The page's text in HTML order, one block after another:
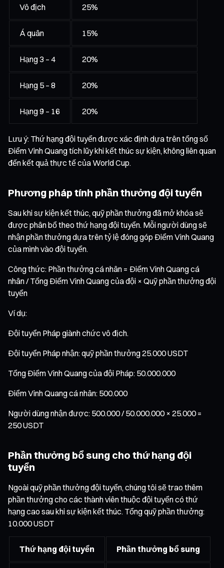
Vô địch 25%
Á quân 15%
Hạng 3 – 4 20%
Hạng 5 – 8 20%
Hạng 9 – 16 20%
Lưu ý: Thứ hạng đội tuyển được xác định dựa trên tổng số
Điểm Vinh Quang tích lũy khi kết thúc sự kiện, không liên quan
đến kết quả thực tế của World Cup.
Phương pháp tính phần thưởng đội tuyển
Sau khi sự kiện kết thúc, quỹ phần thưởng đã mở khóa sẽ
được phân bổ theo thứ hạng đội tuyển. Mỗi người dùng sẽ
nhận phần thưởng dựa trên tỷ lệ đóng góp Điểm Vinh Quang
của mình vào đội tuyển.
Công thức: Phần thưởng cá nhân = Điểm Vinh Quang cá
nhân / Tổng Điểm Vinh Quang của đội × Quỹ phần thưởng đội
tuyển
Ví dụ:
Đội tuyển Pháp giành chức vô địch.
Đội tuyển Pháp nhận: quỹ phần thưởng 25.000 USDT
Tổng Điểm Vinh Quang của đội Pháp: 50.000.000
Điểm Vinh Quang cá nhân: 500.000
Người dùng nhận được: 500.000 / 50.000.000 × 25.000 =
250 USDT
Phần thưởng bổ sung cho thứ hạng đội
tuyển
Ngoài quỹ phần thưởng đội tuyển, chúng tôi sẽ trao thêm
phần thưởng cho các thành viên thuộc đội tuyển có thứ
hạng cao sau khi sự kiện kết thúc. Tổng quỹ phần thưởng:
10.000 USDT
Thứ hạng đội tuyển Phần thưởng bổ sung